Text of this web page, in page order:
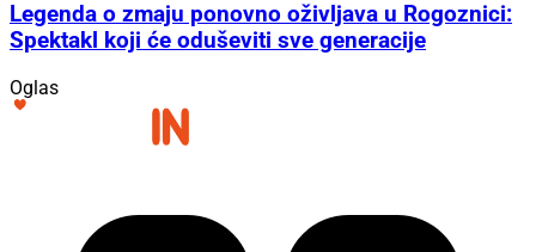
Legenda o zmaju ponovno oživljava u Rogoznici:
Spektakl koji će oduševiti sve generacije
Oglas